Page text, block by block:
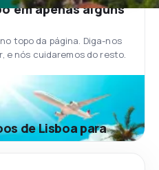
em apenas alguns
topo da página. Diga-nos
e nós cuidaremos do resto.
de Lisboa para